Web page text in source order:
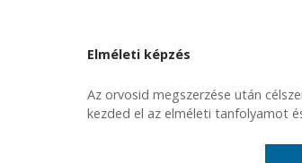
Elméleti képzés
Az orvosid megszerzése után
kezded el az elméleti tanfolyamot